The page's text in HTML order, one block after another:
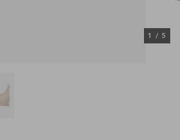
1 / 5